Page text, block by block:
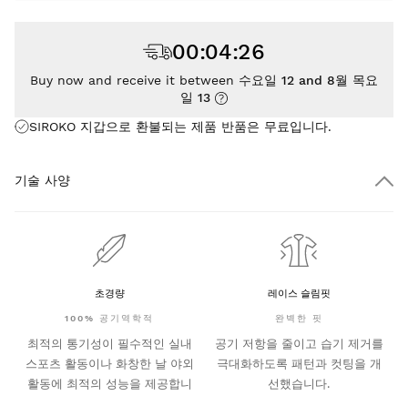
SIROKO 지갑으로 환불되는 제품 반품은 무료입니다.
00:04:26
Buy now and receive it between 수요일 12 and 8월 목요
일 13
기술 사양
초경량
100% 공기역학적
최적의 통기성이 필수적인 실내
스포츠 활동이나 화창한 날 야외
활동에 최적의 성능을 제공합니
레이스 슬림핏
완벽한 핏
공기 저항을 줄이고 습기 제거를
극대화하도록 패턴과 컷팅을 개
선했습니다.